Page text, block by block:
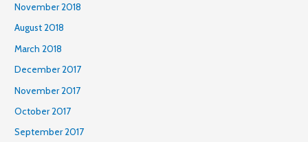
November 2018
August 2018
March 2018
December 2017
November 2017
October 2017
September 2017